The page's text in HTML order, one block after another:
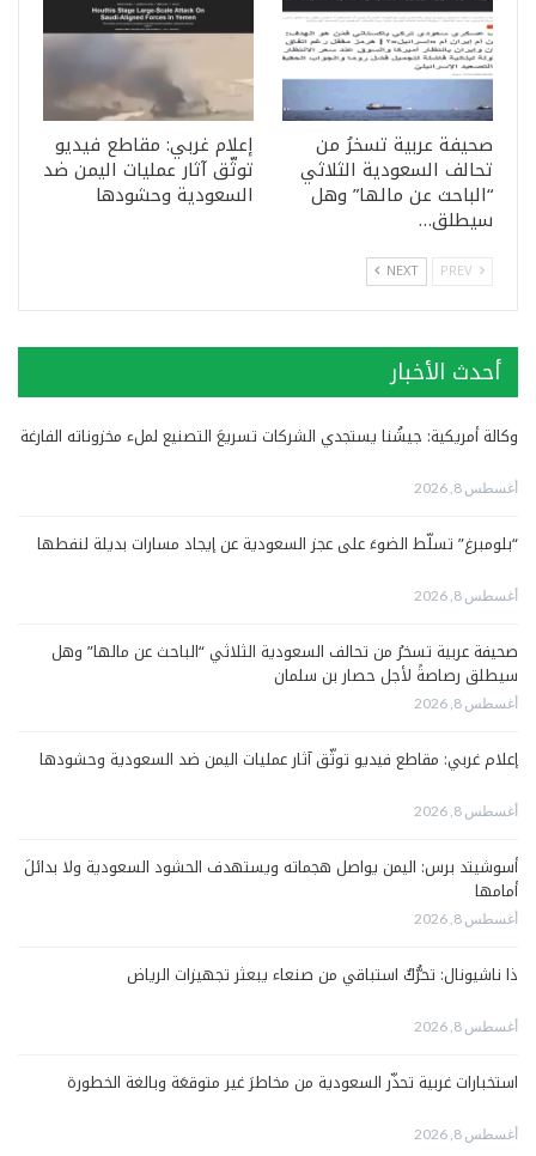
صحيفة عربية تسخرُ من
تحالف السعودية الثلاثي
“الباحث عن مالها” وهل
سيطلق…
إعلام غربي: مقاطع فيديو
توثّق آثار عمليات اليمن ضد
السعودية وحشودها
NEXT
أحدث الأخبار
وكالة أمريكية: جيشُنا يستجدي الشركات تسريعَ التصنيع لملء مخزوناته الفارغة
أغسطس 8, 2026
“بلومبرغ” تسلّط الضوءَ على عجز السعودية عن إيجاد مسارات بديلة لنفطها
أغسطس 8, 2026
صحيفة عربية تسخرُ من تحالف السعودية الثلاثي “الباحث عن مالها” وهل
سيطلق رصاصةً لأجل حصار بن سلمان
أغسطس 8, 2026
إعلام غربي: مقاطع فيديو توثّق آثار عمليات اليمن ضد السعودية وحشودها
أغسطس 8, 2026
أسوشيتد برس: اليمن يواصل هجماته ويستهدف الحشود السعودية ولا بدائلَ
أمامها
أغسطس 8, 2026
ذا ناشيونال: تحرُّكٌ استباقي من صنعاء يبعثر تجهيزات الرياض
أغسطس 8, 2026
استخبارات غربية تحذّر السعودية من مخاطرَ غير متوقعَة وبالغة الخطورة
أغسطس 8, 2026